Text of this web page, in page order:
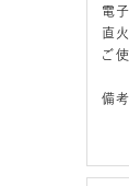
電
直火
ご
備考